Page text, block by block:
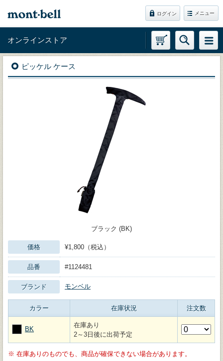
ログイン メニュー
オンラインストア
ピッケル ケース
ブラック (BK)
価格 ¥1,800（税込）
品番 #1124481
ブランド モンベル
カラー 在庫状況 注文数
BK
在庫あり
2～3日後に出荷予定
※ 在庫ありのものでも、商品が確保できない場合があります。